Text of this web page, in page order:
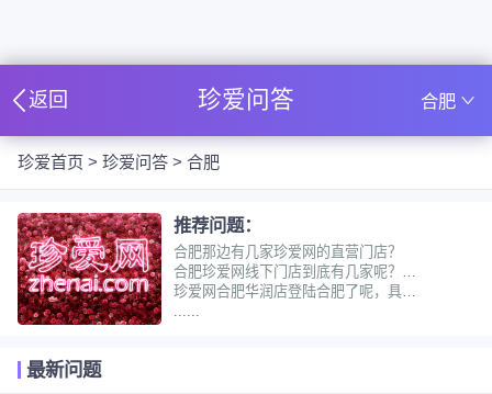
返回 珍爱问答 合肥
珍爱首页 > 珍爱问答 > 合肥
推荐问题：
合肥那边有几家珍爱网的直营门店？
合肥珍爱网线下门店到底有几家呢？可信度高吗
珍爱网合肥华润店登陆合肥了呢，具体地址在哪里啊？
......
最新问题